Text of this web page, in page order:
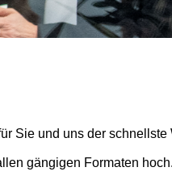
Sie und uns der schnellste
gängigen Formaten hoch.